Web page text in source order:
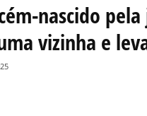
nascido
vizinha e